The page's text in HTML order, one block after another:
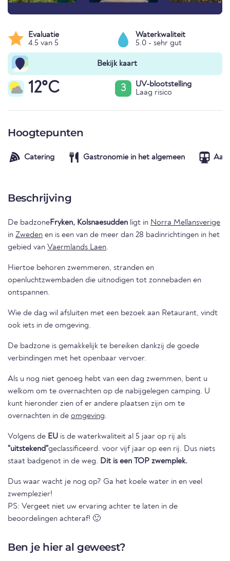
Evaluatie
4.5 van 5
Waterkwaliteit
5.0 - sehr gut
Bekijk kaart
12°C 3
UV-blootstelling
Laag risico
Hoogtepunten
Catering Gastronomie in het algemeen
Beschrijving
De badzoneFryken, Kolsnaesudden ligt in Norra Mellansverige
in Zweden en is een van de meer dan 28 badinrichtingen in het
gebied van Vaermlands Laen.
Hiertoe behoren zwemmeren, stranden en
openluchtzwembaden die uitnodigen tot zonnebaden en
ontspannen.
Wie de dag wil afsluiten met een bezoek aan Retaurant, vindt
ook iets in de omgeving.
De badzone is gemakkelijk te bereiken dankzij de goede
verbindingen met het openbaar vervoer.
Als u nog niet genoeg hebt van een dag zwemmen, bent u
welkom om te overnachten op de nabijgelegen camping. U
kunt hieronder zien of er andere plaatsen zijn om te
overnachten in de omgeving.
Volgens de EU is de waterkwaliteit al 5 jaar op rij als
"uitstekend"geclassificeerd. voor vijf jaar op een rij. Dus niets
staat badgenot in de weg. Dit is een TOP zwemplek.
Dus waar wacht je nog op? Ga het koele water in en veel
zwemplezier!
PS: Vergeet niet uw ervaring achter te laten in de
beoordelingen achteraf! 🙂
Ben je hier al geweest?